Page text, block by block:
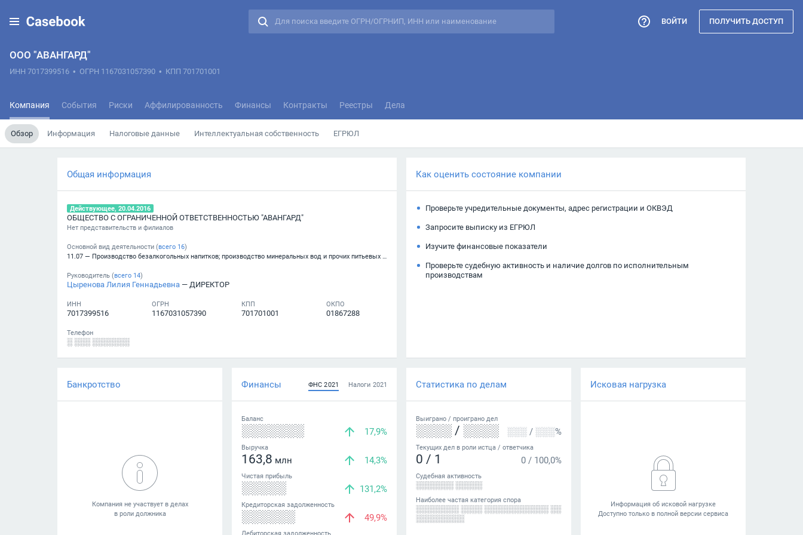
ООО "АВАНГАРД"
ИНН 7017399516 • ОГРН 1167031057390 • КПП 701701001
Компания События Риски Аффилированность Финансы Контракты Реестры Дела
Обзор Информация Налоговые данные Интеллектуальная собственность ЕГРЮЛ
ВОЙТИ ПОЛУЧИТЬ ДОСТУП
Общая информация
Действующее, 20.04.2016
ОБЩЕСТВО С ОГРАНИЧЕННОЙ ОТВЕТСТВЕННОСТЬЮ "АВАНГАРД"
Нет представительств и филиалов
Основной вид деятельности (всего 16)
11.07 — Производство безалкогольных напитков; производство минеральных вод и прочих питьевых вод в бутылках
Руководитель (всего 14)
Цыренова Лилия Геннадьевна — ДИРЕКТОР
ИНН
7017399516
ОГРН
1167031057390
КПП
701701001
ОКПО
01867288
Телефон
░ ░░░ ░░░░░░░
Как оценить состояние компании
Проверьте учредительные документы, адрес регистрации и ОКВЭД
Запросите выписку из ЕГРЮЛ
Изучите финансовые показатели
Проверьте судебную активность и наличие долгов по исполнительным
производствам
Банкротство Финансы ФНС 2021 Налоги 2021
Баланс
░░░░░░░ 17,9%
Выручка
163,8 млн 14,3%
Чистая прибыль
░░░░░ 131,2%
Кредиторская задолженность
░░░░░░ 49,9%
Дебиторская задолженность
Статистика по делам
Выиграно / проиграно дел
░░░░ / ░░░░ ░░░ / ░░░%
Текущих дел в роли истца / ответчика
0 / 1 0 / 100,0%
Судебная активность
░░░░░░░ ░░░░░
Наиболее частая категория спора
░░░░░░░░ ░░░░ ░░░░░░░░░░░░ ░░
░░░░░░░░░
Исковая нагрузка